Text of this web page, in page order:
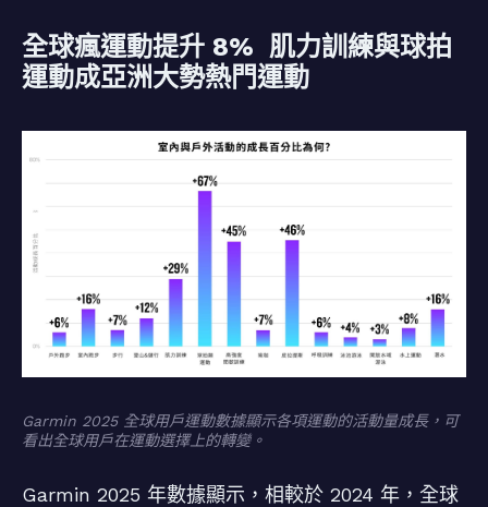
全球瘋運動提升 8% 肌力訓練與球拍
運動成亞洲大勢熱門運動
Garmin 2025 全球用戶運動數據顯示各項運動的活動量成長，可
看出全球用戶在運動選擇上的轉變。
Garmin 2025 年數據顯示，相較於 2024 年，全球